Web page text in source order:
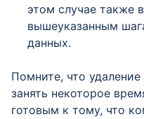
этом случае также
вышеуказанным
данных.
Помните, что
занять некоторое
готовым к тому, что